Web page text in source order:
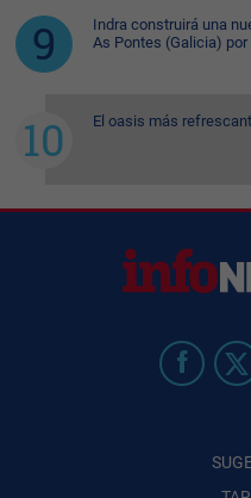
Indra construirá una
As Pontes (Galicia)
El oasis más